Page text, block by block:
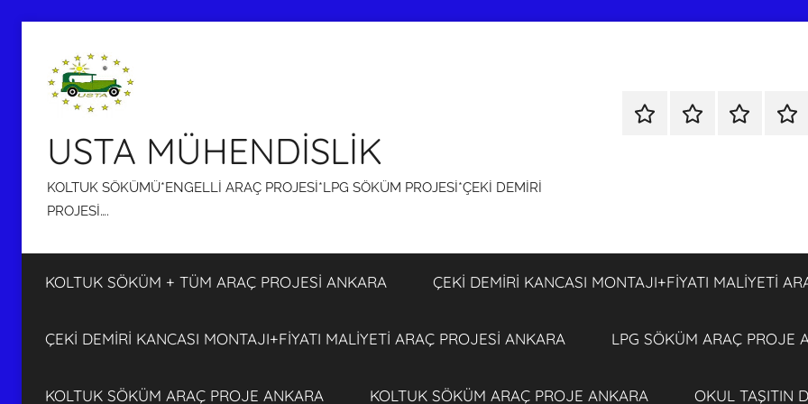
USTA MÜHENDİSLİK
KOLTUK SÖKÜMÜ*ENGELLİ ARAÇ PROJESİ*LPG SÖKÜM PROJESİ*ÇEKİ DEMİRİ
PROJESİ….
KOLTUKÇEKİ
ÇEKİ
LPG
KOLTUK SÖKÜM + TÜM ARAÇ PROJESİ ANKARA ÇEKİ DEMİRİ KANCASI MONTAJI+FİYATI MALİYETİ
ÇEKİ DEMİRİ KANCASI MONTAJI+FİYATI MALİYETİ ARAÇ PROJESİ ANKARA LPG SÖKÜM ARAÇ PROJE
KOLTUK SÖKÜM ARAÇ PROJE ANKARA KOLTUK SÖKÜM ARAÇ PROJE ANKARA OKUL TAŞITIN